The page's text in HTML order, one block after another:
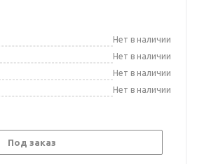
Нет в наличии
Нет в наличии
Нет в наличии
Нет в наличии
Под заказ